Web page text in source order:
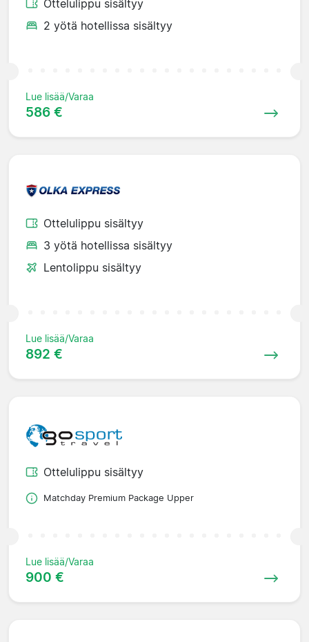
Ottelulippu sisältyy
2 yötä hotellissa sisältyy
Lue lisää/Varaa
586 €
Ottelulippu sisältyy
3 yötä hotellissa sisältyy
Lentolippu sisältyy
Lue lisää/Varaa
892 €
Ottelulippu sisältyy
Matchday Premium Package Upper
Lue lisää/Varaa
900 €